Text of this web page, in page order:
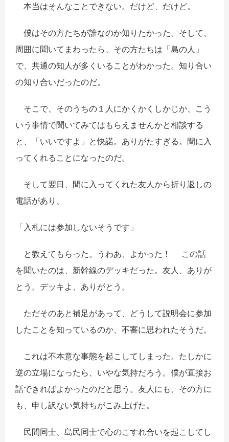
本当はそんなことできない。だけど、だけど。
僕はその方たちが誰なのか知りたかった。そして、
周囲に聞いてまわったら、その方たちは「島の人」
で、共通の知人が多くいることがわかった。知り合い
の知り合いだったのだ。
そこで、そのうちの１人にかくかくしかじか、こう
いう事情で聞いてみてはもらえませんかと相談する
と、「いいですよ」と快諾。ありがたすぎる。間に入
ってくれることになったのだ。
そして翌日、間に入ってくれた友人から折り返しの
電話があり、
「入札には参加しないそうです」
と教えてもらった。うわあ、よかった！ この話
を聞いたのは、新幹線のデッキだった。友人、ありが
とう。デッキよ、ありがとう。
ただそのあと補足があって、どうして説明会に参加
したことを知っているのか、不審に思われたそうだ。
これは不本意な事態を起こしてしまった。たしかに
逆の立場になったら、いやな気持だろう。僕が直接お
話できればよかったのだと思う。友人にも、その方に
も、申し訳ない気持ちがこみ上げた。
民間同士、島民同士で心のこすれ合いを起こしてし